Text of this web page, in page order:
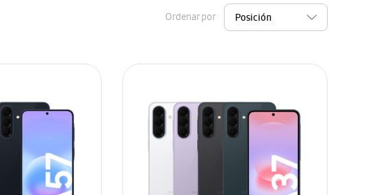
Ordenar por